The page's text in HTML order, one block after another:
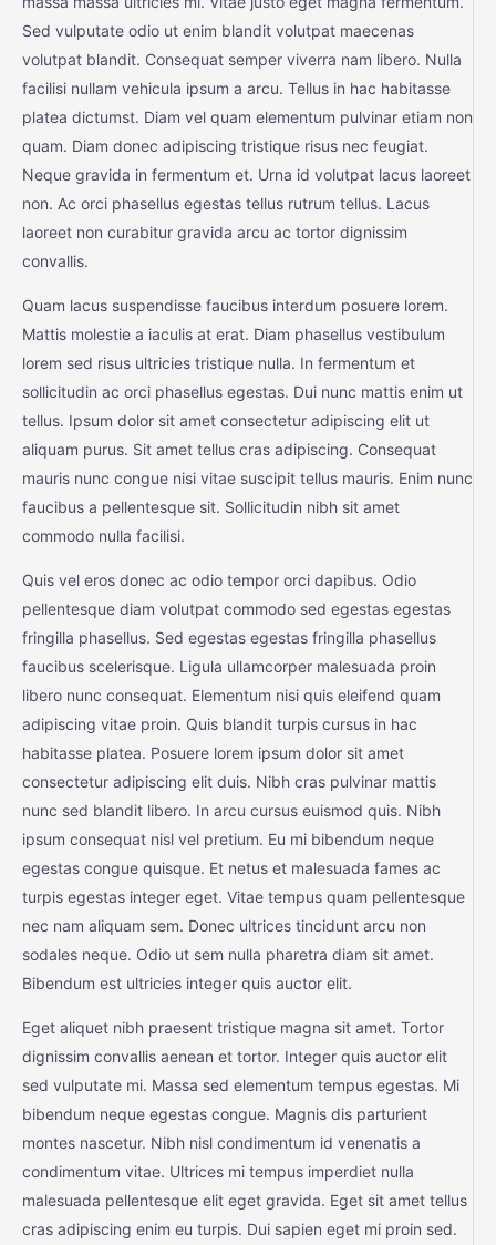
Sed vulputate odio ut enim blandit volutpat maecenas
volutpat blandit. Consequat semper viverra nam libero. Nulla
facilisi nullam vehicula ipsum a arcu. Tellus in hac habitasse
platea dictumst. Diam vel quam elementum pulvinar etiam non
quam. Diam donec adipiscing tristique risus nec feugiat.
Neque gravida in fermentum et. Urna id volutpat lacus laoreet
non. Ac orci phasellus egestas tellus rutrum tellus. Lacus
laoreet non curabitur gravida arcu ac tortor dignissim
convallis.
Quam lacus suspendisse faucibus interdum posuere lorem.
Mattis molestie a iaculis at erat. Diam phasellus vestibulum
lorem sed risus ultricies tristique nulla. In fermentum et
sollicitudin ac orci phasellus egestas. Dui nunc mattis enim ut
tellus. Ipsum dolor sit amet consectetur adipiscing elit ut
aliquam purus. Sit amet tellus cras adipiscing. Consequat
mauris nunc congue nisi vitae suscipit tellus mauris. Enim nunc
faucibus a pellentesque sit. Sollicitudin nibh sit amet
commodo nulla facilisi.
Quis vel eros donec ac odio tempor orci dapibus. Odio
pellentesque diam volutpat commodo sed egestas egestas
fringilla phasellus. Sed egestas egestas fringilla phasellus
faucibus scelerisque. Ligula ullamcorper malesuada proin
libero nunc consequat. Elementum nisi quis eleifend quam
adipiscing vitae proin. Quis blandit turpis cursus in hac
habitasse platea. Posuere lorem ipsum dolor sit amet
consectetur adipiscing elit duis. Nibh cras pulvinar mattis
nunc sed blandit libero. In arcu cursus euismod quis. Nibh
ipsum consequat nisl vel pretium. Eu mi bibendum neque
egestas congue quisque. Et netus et malesuada fames ac
turpis egestas integer eget. Vitae tempus quam pellentesque
nec nam aliquam sem. Donec ultrices tincidunt arcu non
sodales neque. Odio ut sem nulla pharetra diam sit amet.
Bibendum est ultricies integer quis auctor elit.
Eget aliquet nibh praesent tristique magna sit amet. Tortor
dignissim convallis aenean et tortor. Integer quis auctor elit
sed vulputate mi. Massa sed elementum tempus egestas. Mi
bibendum neque egestas congue. Magnis dis parturient
montes nascetur. Nibh nisl condimentum id venenatis a
condimentum vitae. Ultrices mi tempus imperdiet nulla
malesuada pellentesque elit eget gravida. Eget sit amet tellus
cras adipiscing enim eu turpis. Dui sapien eget mi proin sed.